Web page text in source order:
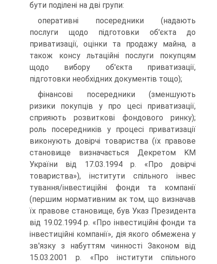
бути поділені на дві групи:
оперативні посередники (надають
послуги щодо підготовки об'єкта до
приватизації, оцінки та продажу майна, а
також консу льтаційні послуги покупцям
щодо вибору об'єкта приватизації,
підготовки необхідних документів тощо);
фінансові посередники (зменшують
ризики покупців у про цесі приватизації,
сприяють розвиткові фондового ринку);
роль посередників у процесі приватизації
виконують довірчі товариства (їх правове
становище визначається Декретом KM
України від 17.03.1994 р. «Про довірчі
товариства»), інститути спільного інвес
тування/інвестиційні фонди та компанії
(першим нормативним ак том, що визначав
їх правове становище, був Указ Президента
від 19.02.1994 р. «Про інвестиційні фонди та
інвестиційні компанії», дія якого обмежена у
зв'язку з набуттям чинності Законом від
15.03.2001 р. «Про інститути спільного